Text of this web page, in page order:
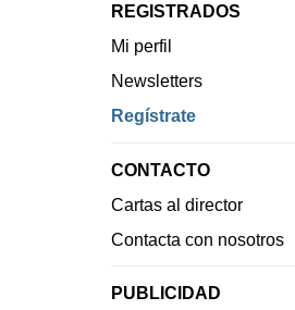
REGISTRADOS
Mi perfil
Newsletters
Regístrate
CONTACTO
Cartas al director
Contacta con nosotros
PUBLICIDAD